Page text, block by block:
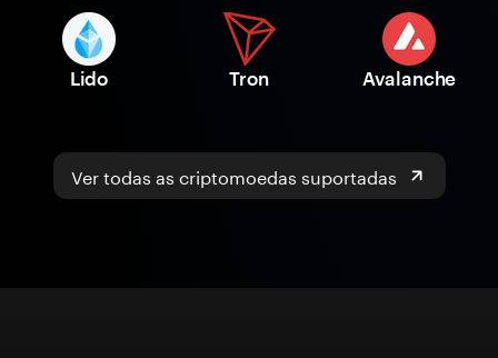
Lido Tron Avalanche
Ver todas as criptomoedas suportadas